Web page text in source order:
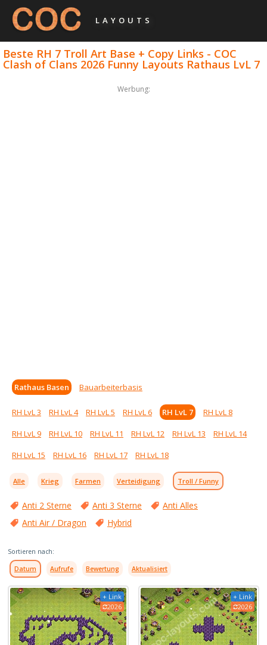
LAYOUTS
Beste RH 7 Troll Art Base + Copy Links - COC
Clash of Clans 2026 Funny Layouts Rathaus LvL 7
Werbung:
Rathaus Basen Bauarbeiterbasis
RH LvL 3 RH LvL 4 RH LvL 5 RH LvL 6 RH LvL 7
RH LvL 8
RH LvL 9
RH LvL 10 RH LvL 11 RH LvL 12 RH LvL 13
RH LvL 14
RH LvL 15
RH LvL 16 RH LvL 17 RH LvL 18
Alle Krieg Farmen Verteidigung Troll / Funny
Anti 2 Sterne Anti 3 Sterne
Anti Alles
Anti Air / Dragon
Hybrid
Sortieren nach:
Datum Aufrufe Bewertung Aktualisiert
+ Link
2026
+ Link
2026